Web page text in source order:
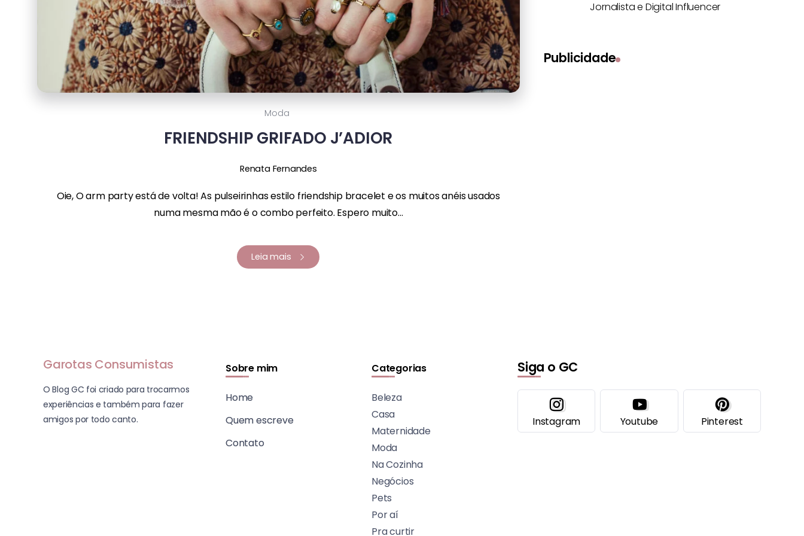
Moda
FRIENDSHIP GRIFADO J’ADIOR
Renata Fernandes
Oie, O arm party está de volta! As pulseirinhas estilo friendship bracelet e os muitos anéis usados
numa mesma mão é o combo perfeito. Espero muito...
Leia mais
Jornalista e Digital Influencer
Publicidade
Garotas Consumistas
O Blog GC foi criado para trocarmos
experiências e também para fazer
amigos por todo canto.
Sobre mim
Home
Quem escreve
Contato
Categorias
Beleza
Casa
Maternidade
Moda
Na Cozinha
Negócios
Pets
Por aí
Pra curtir
Siga o GC
Instagram Youtube Pinterest